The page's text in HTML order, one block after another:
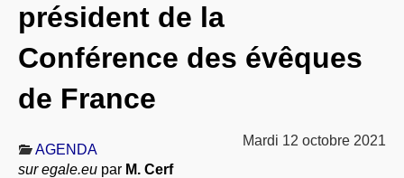
HISTOIRE(s)
LAICITHÈQUE
À PROPOS
* [ connexion Adhérents ]
président de la
Conférence des évêques
de France
Mardi 12 octobre 2021
AGENDA
sur egale.eu par M. Cerf